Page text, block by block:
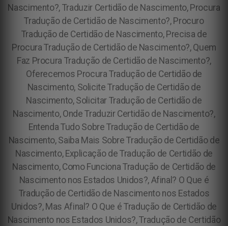
Nascimento?, Traduzir Certidão de Nascimento, Procura
Tradução de Certidão de Nascimento?, Procuro
Tradução de Certidão de Nascimento, Precisa de
Procura Tradução de Certidão de Nascimento?, Quem
Faz Procura Tradução de Certidão de Nascimento?,
Oferecemos Procura Tradução de Certidão de
Nascimento, Solicite Tradução de Certidão de
Nascimento, Solicitar Tradução de Certidão de
Nascimento, Onde Traduzir Certidão de Nascimento?,
Entenda Tudo Sobre Tradução de Certidão de
Nascimento, Saiba Mais Sobre Tradução de Certidão de
Nascimento, Explicação de Tradução de Certidão de
Nascimento, Como Funciona Tradução de Certidão de
Nascimento nos Estados Unidos?, Afinal? O Que é
Tradução de Certidão de Nascimento nos Estados
Unidos?, Mas Afinal? O Que é Tradução de Certidão de
Nascimento nos Estados Unidos?, Tradução de Certidão